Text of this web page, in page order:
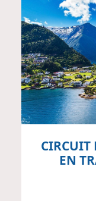
CIRCUIT
EN